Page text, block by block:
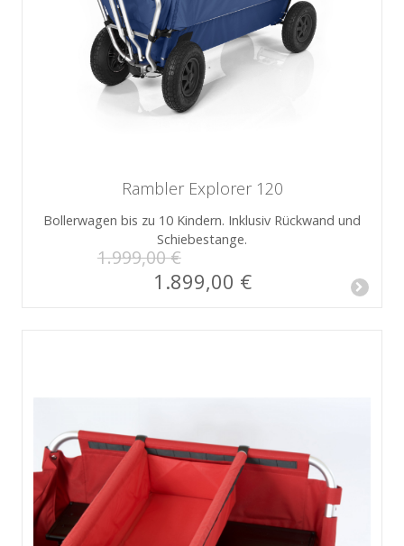
Rambler Explorer 120
Bollerwagen bis zu 10 Kindern. Inklusiv Rückwand und
Schiebestange.
1.999,00 €
1.899,00 €